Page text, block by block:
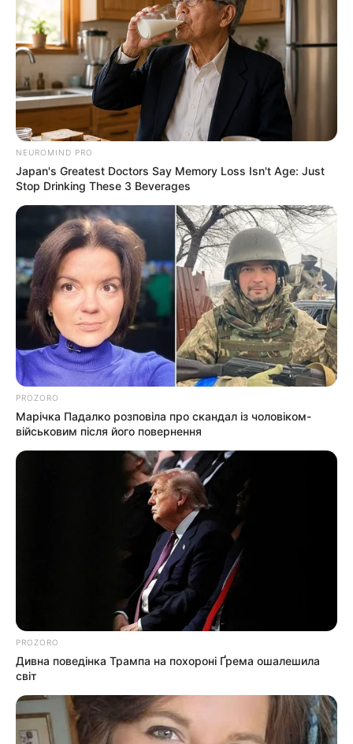
ПОДІЇ
Закарпатські лікарі зняли відеоролик
про найпоширеніші питання щодо
вакцинації (відео)
15.04.2021
Сімейний лікар, кандидат медичних наук, доцент
кафедри терапії та сімейної медицини та тренер
мобільних бригад з вакцинування Павло Колесник
з колегами дали відповіді на найпоширеніші
запитання, пов’язані з вакцинуванням. У…
NEUROMIND PRO
Japan's Greatest Doctors Say Memory Loss Isn't Age: Just
Stop Drinking These 3 Beverages
PROZORO
Марічка Падалко розповіла про скандал із чоловіком-
військовим після його повернення
PROZORO
Дивна поведінка Трампа на похороні Ґрема ошалешила
світ